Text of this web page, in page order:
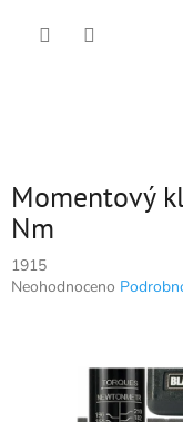
Momentový
Nm
1915
Průměrné
Neohodnoceno